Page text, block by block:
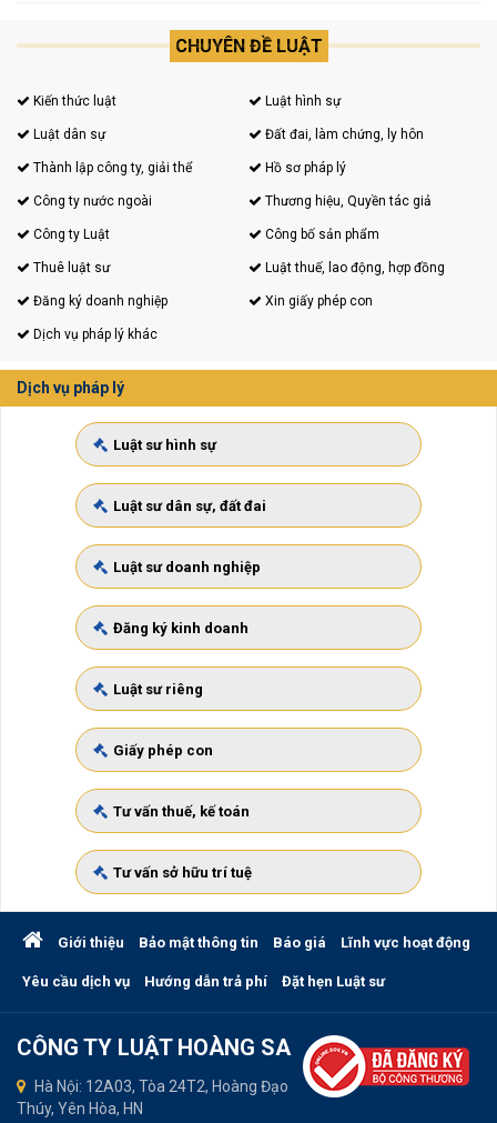
CHUYÊN ĐỀ LUẬT
Kiến thức luật Luật hình sự
Luật dân sự Đất đai, làm chứng, ly hôn
Thành lập công ty, giải thể Hồ sơ pháp lý
Công ty nước ngoài Thương hiệu, Quyền tác giả
Công ty Luật Công bố sản phẩm
Thuê luật sư Luật thuế, lao động, hợp đồng
Đăng ký doanh nghiệp Xin giấy phép con
Dịch vụ pháp lý khác
Dịch vụ pháp lý
Luật sư hình sự
Luật sư dân sự, đất đai
Luật sư doanh nghiệp
Đăng ký kinh doanh
Luật sư riêng
Giấy phép con
Tư vấn thuế, kế toán
Tư vấn sở hữu trí tuệ
Giới thiệu Bảo mật thông tin Báo giá Lĩnh vực hoạt động
Yêu cầu dịch vụ Hướng dẫn trả phí Đặt hẹn Luật sư
CÔNG TY LUẬT HOÀNG SA
Hà Nội: 12A03, Tòa 24T2, Hoàng Đạo
Thúy, Yên Hòa, HN